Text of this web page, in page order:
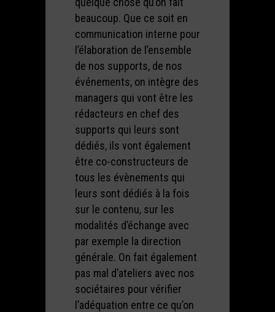
beaucoup. Que ce soit en
communication interne pour
l’élaboration de l’ensemble
de nos supports, de nos
événements, on intègre des
managers qui vont être les
rédacteurs en chef des
supports qui leurs sont
dédiés, ils vont également
être co-constructeurs de
tous les évènements qui
leurs sont dédiés à la fois
sur le contenu, sur les
modalités d’échange avec
par exemple la direction
générale. On fait également
pas mal d’ateliers avec nos
sociétaires pour vérifier
l’adéquation entre ce qu’on